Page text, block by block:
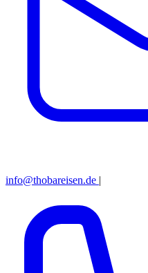
info@thobareisen.de |